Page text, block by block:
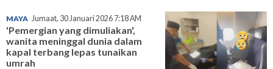
MAYA Jumaat, 30 Januari 2026 7:18 AM
'Pemergian yang dimuliakan',
wanita meninggal dunia dalam
kapal terbang lepas tunaikan
umrah